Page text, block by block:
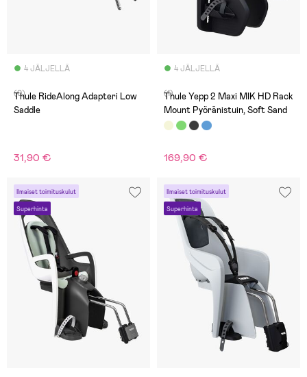
4 JÄLJELLÄ
(0)
Thule RideAlong Adapteri Low
Saddle
31,90 €
4 JÄLJELLÄ
(1)
Thule Yepp 2 Maxi MIK HD Rack
Mount Pyöränistuin, Soft Sand
169,90 €
Ilmaiset toimituskulut
Superhinta
Ilmaiset toimituskulut
Superhinta